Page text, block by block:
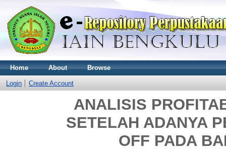
Home About Browse
Login Create Account
ANALISIS
SETELAH ADANYA
OFF PADA